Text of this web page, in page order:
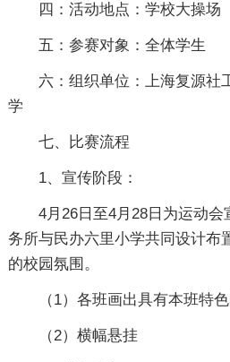
四：活动地点：学校大操场
五：参赛对象：全体学生
六：组织单位：上海复源社
学
七、比赛流程
1、宣传阶段：
4月26日至4月28日为运动
务所与民办六里小学共同设计布
的校园氛围。
（1）各班画出具有本班特
（2）横幅悬挂